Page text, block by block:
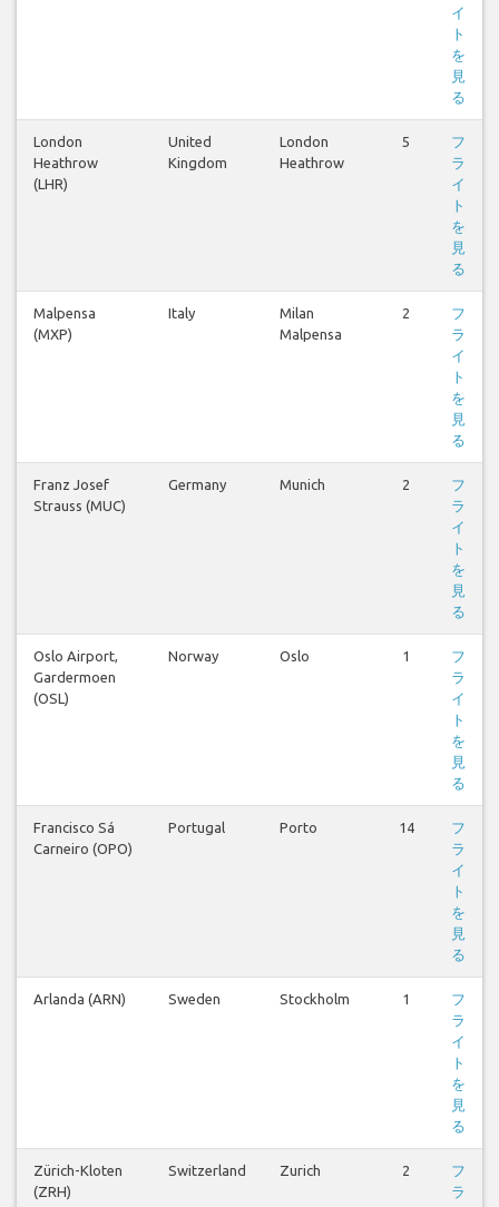
イ
ト
を
見
る
London
Heathrow
(LHR)
United
Kingdom
London
Heathrow
5
フ
ラ
イ
ト
を
見
る
Malpensa
(MXP)
Italy
Milan
Malpensa
2
フ
ラ
イ
ト
を
見
る
Franz Josef
Strauss (MUC)
Germany Munich 2
フ
ラ
イ
ト
を
見
る
Oslo Airport,
Gardermoen
(OSL)
Norway Oslo 1
フ
ラ
イ
ト
を
見
る
Francisco Sá
Carneiro (OPO)
Portugal Porto 14
フ
ラ
イ
ト
を
見
る
Arlanda (ARN) Sweden Stockholm 1
フ
ラ
イ
ト
を
見
る
Zürich-Kloten
(ZRH)
Switzerland Zurich 2
フ
ラ